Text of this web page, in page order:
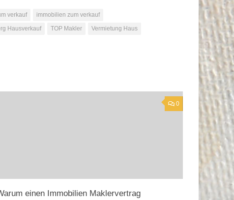
verkauf
immobilien zum verkauf
Hausverkauf TOP Makler
Vermietung Haus
0
einen Immobilien Maklervertrag